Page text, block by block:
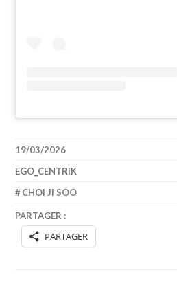
19/03/2026
EGO_CENTRIK
CHOI JI SOO
PARTAGER :
PARTAGER